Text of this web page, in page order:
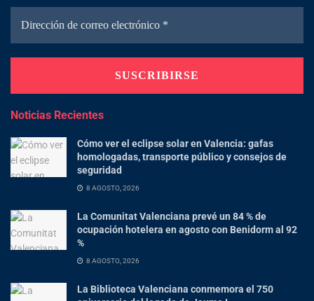
Noticias Recientes
Cómo ver el eclipse solar en Valencia: gafas
homologadas, transporte público y consejos de
seguridad
8 AGOSTO, 2026
La Comunitat Valenciana prevé un 84 % de
ocupación hotelera en agosto con Benidorm al 92
%
8 AGOSTO, 2026
La Biblioteca Valenciana conmemora el 750